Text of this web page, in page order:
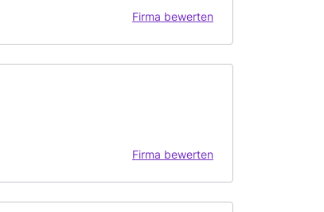
Firma bewerten
Firma bewerten